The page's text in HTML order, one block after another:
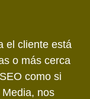
el cliente está
o más cerca
como si
nos